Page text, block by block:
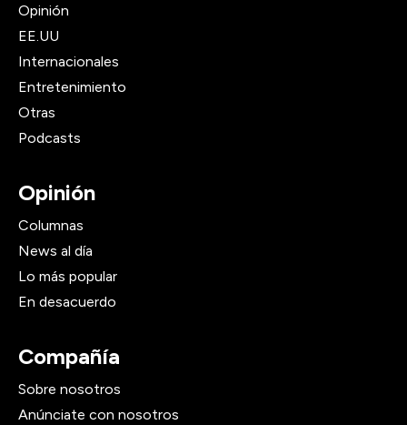
Opinión
EE.UU
Internacionales
Entretenimiento
Otras
Podcasts
Opinión
Columnas
News al día
Lo más popular
En desacuerdo
Compañía
Sobre nosotros
Anúnciate con nosotros